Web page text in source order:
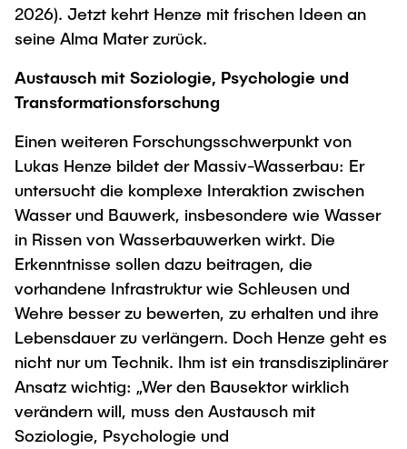
2026). Jetzt kehrt Henze mit frischen Ideen an
seine Alma Mater zurück.
Austausch mit Soziologie, Psychologie und
Transformationsforschung
Einen weiteren Forschungsschwerpunkt von
Lukas Henze bildet der Massiv-Wasserbau: Er
untersucht die komplexe Interaktion zwischen
Wasser und Bauwerk, insbesondere wie Wasser
in Rissen von Wasserbauwerken wirkt. Die
Erkenntnisse sollen dazu beitragen, die
vorhandene Infrastruktur wie Schleusen und
Wehre besser zu bewerten, zu erhalten und ihre
Lebensdauer zu verlängern. Doch Henze geht es
nicht nur um Technik. Ihm ist ein transdisziplinärer
Ansatz wichtig: „Wer den Bausektor wirklich
verändern will, muss den Austausch mit
Soziologie, Psychologie und